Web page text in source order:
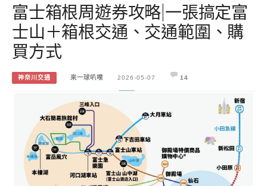
富士箱根周遊券攻略|一張搞定富
士山＋箱根交通、交通範圍、購
買方式
神奈川交通 來一球叭噗 2026-05-07 14